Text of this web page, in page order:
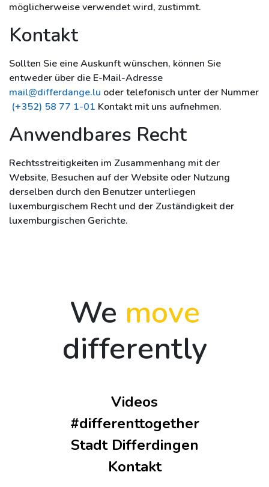
möglicherweise verwendet wird, zustimmt.
Kontakt
Sollten Sie eine Auskunft wünschen, können Sie
entweder über die E-Mail-Adresse
mail@differdange.lu oder telefonisch unter der Nummer
(+352) 58 77 1-01 Kontakt mit uns aufnehmen.
Anwendbares Recht
Rechtsstreitigkeiten im Zusammenhang mit der
Website, Besuchen auf der Website oder Nutzung
derselben durch den Benutzer unterliegen
luxemburgischem Recht und der Zuständigkeit der
luxemburgischen Gerichte.
We move
differently
Videos
#differenttogether
Stadt Differdingen
Kontakt